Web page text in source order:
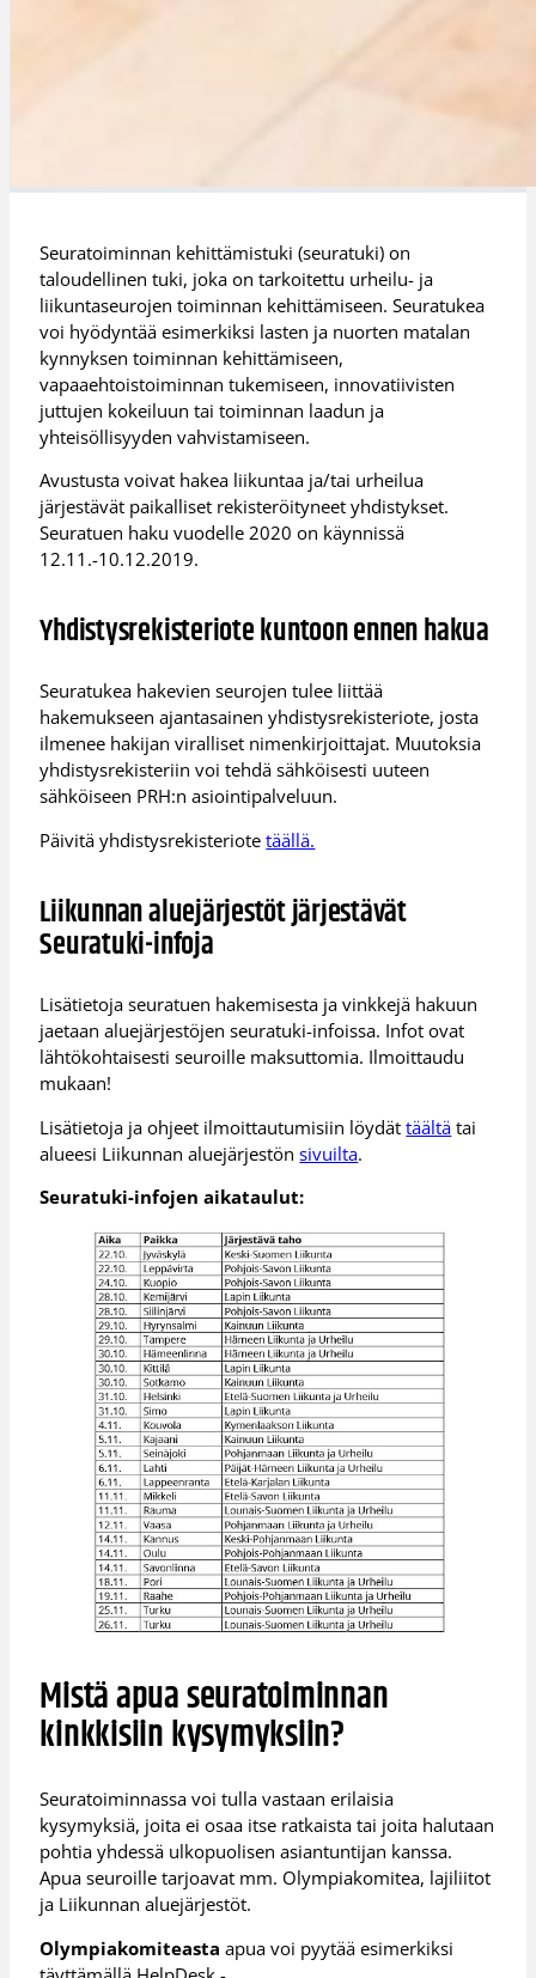
Seuratoiminnan kehittämistuki (seuratuki) on
taloudellinen tuki, joka on tarkoitettu urheilu- ja
liikuntaseurojen toiminnan kehittämiseen. Seuratukea
voi hyödyntää esimerkiksi lasten ja nuorten matalan
kynnyksen toiminnan kehittämiseen,
vapaaehtoistoiminnan tukemiseen, innovatiivisten
juttujen kokeiluun tai toiminnan laadun ja
yhteisöllisyyden vahvistamiseen.
Avustusta voivat hakea liikuntaa ja/tai urheilua
järjestävät paikalliset rekisteröityneet yhdistykset.
Seuratuen haku vuodelle 2020 on käynnissä
12.11.-10.12.2019.
Yhdistysrekisteriote kuntoon ennen hakua
Seuratukea hakevien seurojen tulee liittää
hakemukseen ajantasainen yhdistysrekisteriote, josta
ilmenee hakijan viralliset nimenkirjoittajat. Muutoksia
yhdistysrekisteriin voi tehdä sähköisesti uuteen
sähköiseen PRH:n asiointipalveluun.
Päivitä yhdistysrekisteriotetäällä.
Liikunnan aluejärjestöt järjestävät
Seuratuki-infoja
Lisätietoja seuratuen hakemisesta ja vinkkejä hakuun
jaetaan aluejärjestöjen seuratuki-infoissa. Infot ovat
lähtökohtaisesti seuroille maksuttomia. Ilmoittaudu
mukaan!
Lisätietoja ja ohjeet ilmoittautumisiin löydättäältä tai
alueesi Liikunnan aluejärjestönsivuilta.
Seuratuki-infojen aikataulut:
Mistä apua seuratoiminnan
kinkkisiin kysymyksiin?
Seuratoiminnassa voi tulla vastaan erilaisia
kysymyksiä, joita ei osaa itse ratkaista tai joita halutaan
pohtia yhdessä ulkopuolisen asiantuntijan kanssa.
Apua seuroille tarjoavat mm. Olympiakomitea, lajiliitot
ja Liikunnan aluejärjestöt.
Olympiakomiteasta apua voi pyytää esimerkiksi